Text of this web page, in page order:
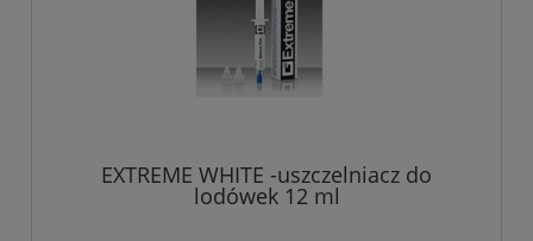
EXTREME WHITE -uszczelniacz do
lodówek 12 ml